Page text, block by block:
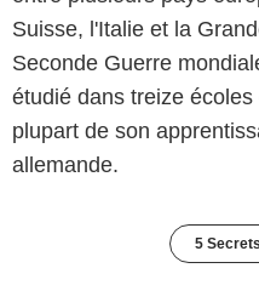
Suisse, l'Italie et la
Seconde Guerre
étudié dans treize
plupart de son
allemande.
5